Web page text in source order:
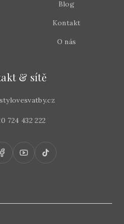
Blog
Kontakt
O nás
& sítě
724 432 222